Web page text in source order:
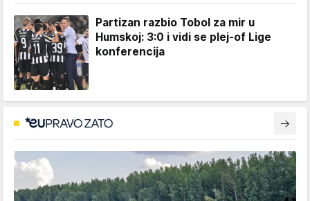
Partizan razbio Tobol za mir u
Humskoj: 3:0 i vidi se plej-of Lige
konferencija